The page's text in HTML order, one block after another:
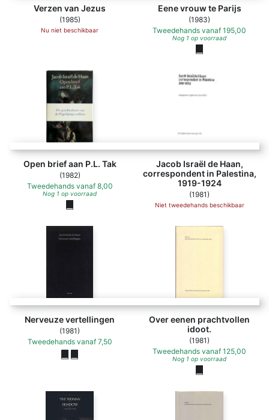
Verzen van Jezus
(1985)
Nu niet beschikbaar
Eene vrouw te Parijs
(1983)
Tweedehands vanaf 195,00
Nog 1 op voorraad
Open brief aan P.L. Tak
(1982)
Tweedehands vanaf 8,00
Nog 1 op voorraad
Jacob Israël de Haan,
correspondent in Palestina,
1919-1924
(1981)
Niet tweedehands beschikbaar
Nerveuze vertellingen
(1981)
Tweedehands vanaf 7,50
Over eenen prachtvollen
idoot.
(1981)
Tweedehands vanaf 125,00
Nog 1 op voorraad